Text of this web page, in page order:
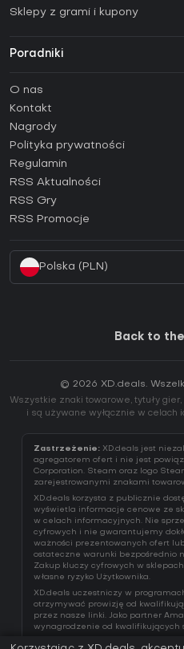
Sklepy z grami i kupony
Poradniki
Poradniki
Jak aktywować klucz Steam
Jak aktywować klucz Epic
Jak aktywować klucz GOG (CD
Jak aktywować klucz Ubisoft
Jak aktywować klucz EA App
O nas
Kontakt
Nagrody
Polityka prywatności
Regulamin
RSS Aktualności
RSS Gry
RSS Promocje
Polska (PLN)
Back to
© 2026 XD.deals.
Wszystkie znaki towarowe, tytuły
i są używane wyłącznie w celach
Zastrzeżenie: XD.deals jest
agregatorem ofert i nie jest
Corporation. Steam oraz logo
zarejestrowanymi znakami
XD.deals korzysta z publicznie
wyświetla informacje cenowe ze
w celach informacyjnych. Nie
cyfrowych i nie gwarantujemy
ważności prezentowanych ofert
ostateczne warunki bezpośrednio
Zakup kluczy cyfrowych w
własne ryzyko Użytkownika.
XD.deals uczestniczy w
otrzymywać prowizję od
przez nasze linki. Jako partner
wynagrodzenie od kwalifikujących